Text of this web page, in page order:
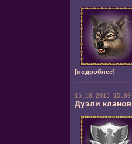
[подробнее]
15.10.2015 15:00
Дуэли кланов